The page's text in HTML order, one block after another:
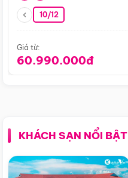
10/12
Giá từ:
60.990.000đ
KHÁCH SẠN NỔI BẬT